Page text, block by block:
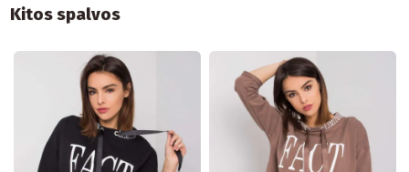
Kitos spalvos